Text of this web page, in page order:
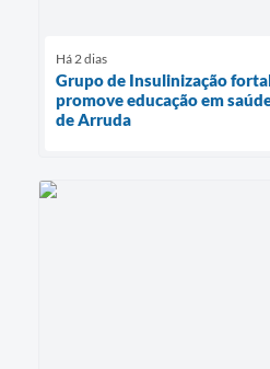
Há 2 dias
Grupo de Insulinização
promove educação em
de Arruda